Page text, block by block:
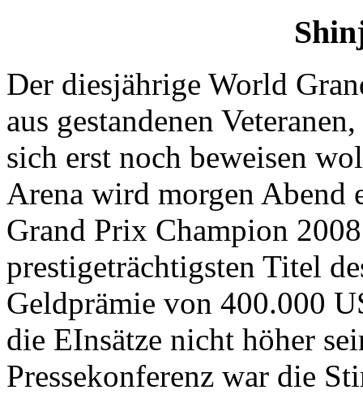
Der diesjährige World
aus gestandenen
sich erst noch beweisen
Arena wird morgen
Grand Prix Champion
prestigeträchtigsten Titel
Geldprämie von 400.000
die EInsätze nicht höher
Pressekonferenz war die